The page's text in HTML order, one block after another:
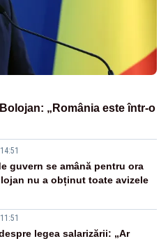
„România este într-o
guvern se amână pentru ora
nu a obținut toate avizele
legea salarizării: „Ar